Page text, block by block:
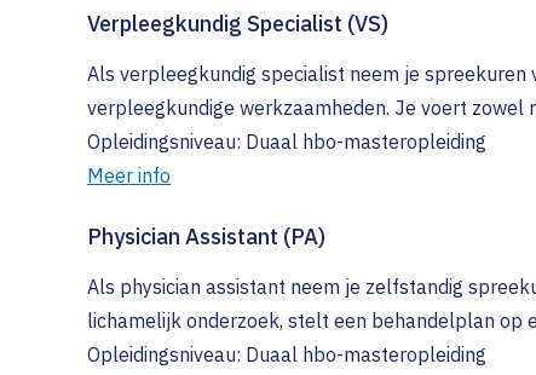
Verpleegkundig Specialist (VS)
Als verpleegkundig specialist neem je spreekuren
verpleegkundige werkzaamheden. Je voert zowel
Opleidingsniveau: Duaal hbo-masteropleiding
Meer info
Physician Assistant (PA)
Als physician assistant neem je zelfstandig
lichamelijk onderzoek, stelt een behandelplan op
Opleidingsniveau: Duaal hbo-masteropleiding